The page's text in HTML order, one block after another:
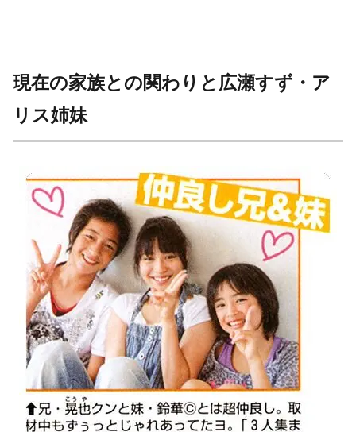
現在の家族との関わりと広瀬すず・ア
リス姉妹